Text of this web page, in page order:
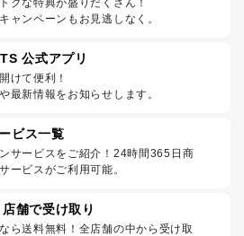
ャンペーンもお見逃しなく。
公式アプリ
けて便利！
最新情報をお知らせします。
ビス一覧
サービスをご紹介！24時間365日商
ービスがご利用可能。
舗で受け取り
ら送料無料！全店舗の中から受け取